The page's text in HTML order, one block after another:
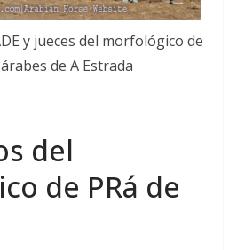
y jueces del morfológico de
de A Estrada
del
de PRá de